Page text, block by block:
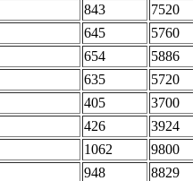
843 7520
645 5760
654 5886
635 5720
405 3700
426 3924
1062 9800
948 8829